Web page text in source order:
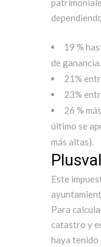
19 %
de ganancia.
21%
23%
26 %
último se
más altas).
Este
Para
catastro y
haya tenido